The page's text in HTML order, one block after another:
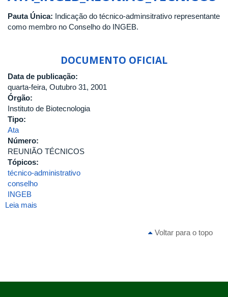
Pauta Única: Indicação do técnico-adminsitrativo representante
como membro no Conselho do INGEB.
DOCUMENTO OFICIAL
Data de publicação:
quarta-feira, Outubro 31, 2001
Órgão:
Instituto de Biotecnologia
Tipo:
Ata
Número:
REUNIÃO TÉCNICOS
Tópicos:
técnico-administrativo
conselho
INGEB
Leia mais
Voltar para o topo